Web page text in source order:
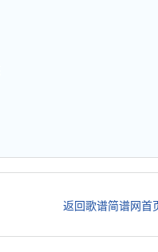
返回歌谱简谱网首